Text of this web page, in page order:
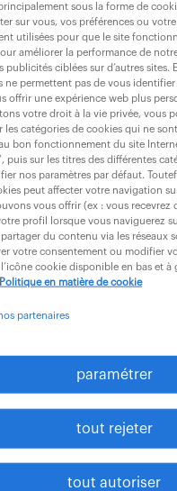
d’emploi
sous la forme de
sur vous, vos préférences ou
utilisées pour que le site
améliorer la performance de
publicités ciblées sur d’autres sites.
ne permettent pas de vous
offrir une expérience web plus
votre droit à la vie privée, vous
les catégories de cookies qui ne
au bon fonctionnement du site
puis sur les titres des différentes
nos paramètres par défaut.
peut affecter votre navigation
vous offrir (ex : vous recevrez
profil lorsque vous naviguerez
du contenu via les réseaux
votre consentement ou modifier
cookie disponible en bas et à
Politique en matière de cookie
partenaires
paramétrer
tout rejeter
tout autoriser